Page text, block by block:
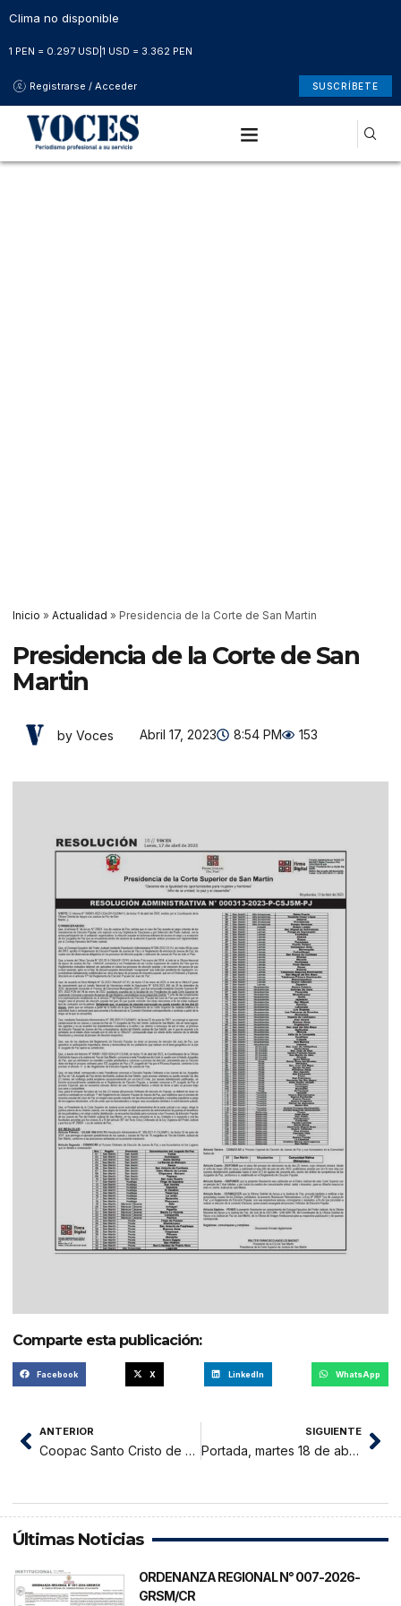
Clima no disponible
1 PEN = 0.297 USD 1 USD = 3.362 PEN
Registrarse / Acceder SUSCRÍBETE
Inicio » Actualidad » Presidencia de la Corte de San Martin
Presidencia de la Corte de San
Martin
by Voces Abril 17, 2023 8:54 PM 153
Comparte esta publicación:
Facebook X LinkedIn WhatsApp
ANTERIOR
Coopac Santo Cristo de Bagazán: Estados Financieros
SIGUIENTE
Portada, martes 18 de abril 2023
Últimas Noticias
ORDENANZA REGIONAL N° 007-2026-
GRSM/CR